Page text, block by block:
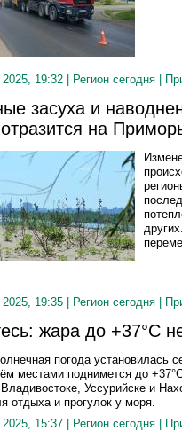
19:32 | Регион сегодня
засуха и
на
19:35 | Регион сегодня |
жара до +37°С
погода установилась
местами поднимется до
Уссурийске и
отдыха и прогулок у моря.
15:37 |
Регион сегодня